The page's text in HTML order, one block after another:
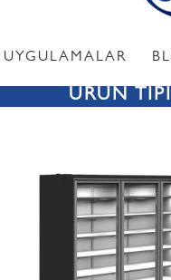
İÇTEN
Şarküteri
Sütlük
UYGULAMALAR
ÜRÜN TİPİ